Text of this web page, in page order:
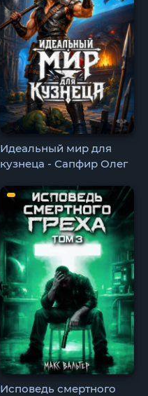
Идеальный мир для
кузнеца - Сапфир Олег
Исповедь смертного